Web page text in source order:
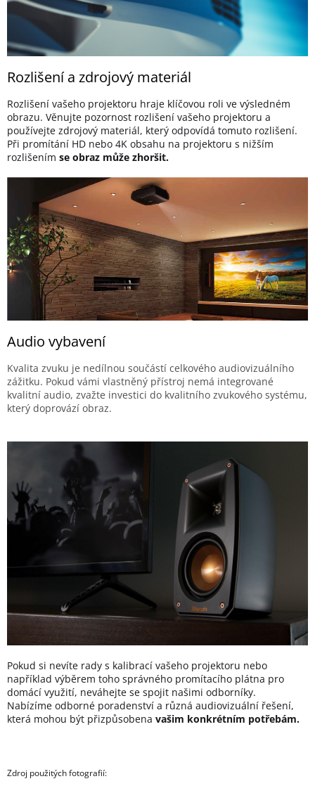
Rozlišení a zdrojový materiál
Rozlišení vašeho projektoru hraje klíčovou roli ve výsledném
obrazu. Věnujte pozornost rozlišení vašeho projektoru a
používejte zdrojový materiál, který odpovídá tomuto rozlišení.
Při promítání HD nebo 4K obsahu na projektoru s nižším
rozlišením se obraz může zhoršit.
Audio vybavení
Kvalita zvuku je nedílnou součástí celkového audiovizuálního
zážitku. Pokud vámi vlastněný přístroj nemá integrované
kvalitní audio, zvažte investici do kvalitního zvukového systému,
který doprovází obraz.
Pokud si nevíte rady s kalibrací vašeho projektoru nebo
například výběrem toho správného promítacího plátna pro
domácí využití, neváhejte se spojit našimi odborníky.
Nabízíme odborné poradenství a různá audiovizuální řešení,
která mohou být přizpůsobena vašim konkrétním potřebám.
Zdroj použitých fotografií: